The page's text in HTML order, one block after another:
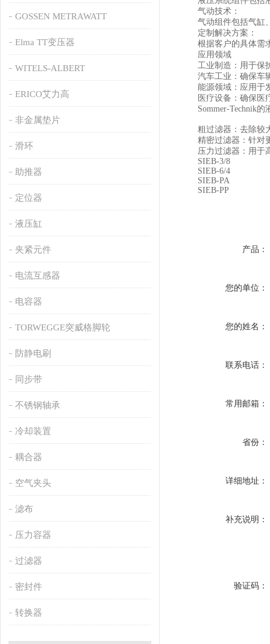
GOSSEN METRAWATT
Elma TT变压器
WITELS-ALBERT
ERICO艾力高
非金属垫片
滑环
助推器
定位器
液压缸
夹紧元件
电流互感器
电容器
TORWEGGE突威格脚轮
防静电刷
同步带
不锈钢轴承
冷却装置
耦合器
空气夹头
滤布
压力容器
过滤器
密封件
转换器
气动技术：
气动组件包括气缸、
定制解决方案：
根据客户的具体需求
应用领域
工业制造：用于保
汽车工业：确保车辆
能源领域：应用于发
医疗设备：确保医疗
Sommer-Technik的
粗过滤器：去除较大
精密过滤器：针对更
压力过滤器：用于高
SIEB-3/8
SIEB-6/4
SIEB-PA
SIEB-PP
产品：
您的单位：
您的姓名：
联系电话：
常用邮箱：
省份：
详细地址：
补充说明：
验证码：